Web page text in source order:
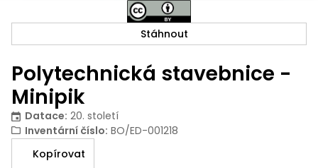
Polytechnická stavebnice -
Minipik
Datace: 20. století
Inventární číslo: BO/ED-001218
Kopírovat
Stáhnout